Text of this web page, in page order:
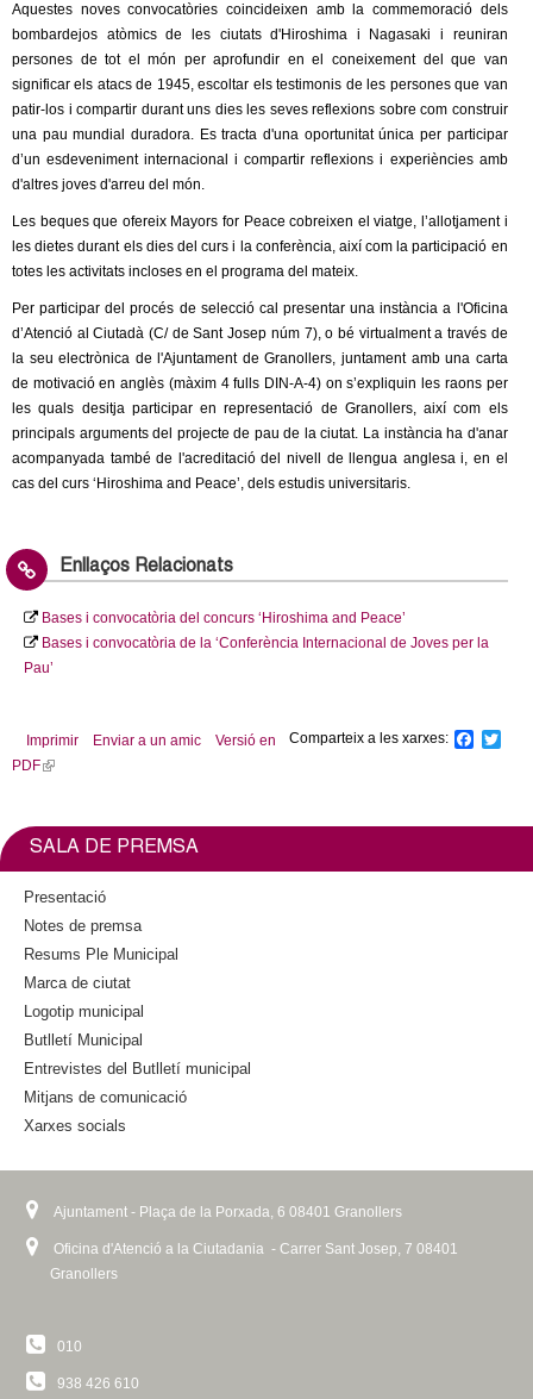
Aquestes noves convocatòries coincideixen amb la commemoració dels
bombardejos atòmics de les ciutats d'Hiroshima i Nagasaki i reuniran
persones de tot el món per aprofundir en el coneixement del que van
significar els atacs de 1945, escoltar els testimonis de les persones que van
patir-los i compartir durant uns dies les seves reflexions sobre com construir
una pau mundial duradora. Es tracta d'una oportunitat única per participar
d’un esdeveniment internacional i compartir reflexions i experiències amb
d'altres joves d'arreu del món.
Les beques que ofereix Mayors for Peace cobreixen el viatge, l’allotjament i
les dietes durant els dies del curs i la conferència, així com la participació en
totes les activitats incloses en el programa del mateix.
Per participar del procés de selecció cal presentar una instància a l'Oficina
d’Atenció al Ciutadà (C/ de Sant Josep núm 7), o bé virtualment a través de
la seu electrònica de l'Ajuntament de Granollers, juntament amb una carta
de motivació en anglès (màxim 4 fulls DIN-A-4) on s’expliquin les raons per
les quals desitja participar en representació de Granollers, així com els
principals arguments del projecte de pau de la ciutat. La instància ha d'anar
acompanyada també de l'acreditació del nivell de llengua anglesa i, en el
cas del curs ‘Hiroshima and Peace’, dels estudis universitaris.
Enllaços Relacionats
Bases i convocatòria del concurs ‘Hiroshima and Peace’
Bases i convocatòria de la ‘Conferència Internacional de Joves per la
Pau’
Comparteix a les xarxes:
k
Imprimir Enviar a un amic
Versió en
PDF(
n
i
t
e
r
n
a
SALA DE PREMSA
Presentació
Notes de premsa
Resums Ple Municipal
Marca de ciutat
Logotip municipal
Butlletí Municipal
Entrevistes del Butlletí municipal
Mitjans de comunicació
Xarxes socials
Ajuntament - Plaça de la Porxada, 6 08401 Granollers
Oficina d'Atenció a la Ciutadania - Carrer Sant Josep, 7 08401
Granollers
010
938 426 610